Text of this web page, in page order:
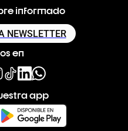
informado
NEWSLETTER
en
app